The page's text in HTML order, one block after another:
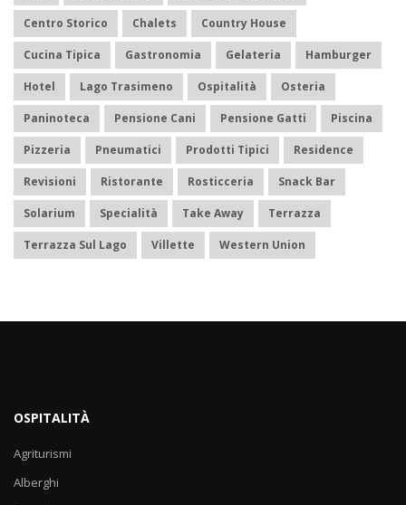
Centro Storico Chalets Country House
Cucina Tipica Gastronomia Gelateria Hamburger
Hotel Lago Trasimeno Ospitalità Osteria
Paninoteca Pensione Cani Pensione Gatti Piscina
Pizzeria Pneumatici Prodotti Tipici Residence
Revisioni Ristorante Rosticceria Snack Bar
Solarium Specialità Take Away Terrazza
Terrazza Sul Lago Villette Western Union
OSPITALITÀ
Agriturismi
Alberghi